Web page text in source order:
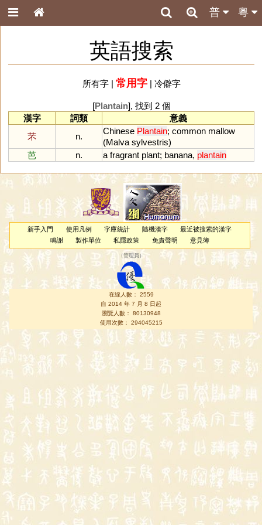
粵
普
英語搜索
所有字| 常用字| 冷僻字
[Plantain], 找到 2 個
漢字
詞類
意義
芣
n.
Chinese Plantain; common mallow
(Malva sylvestris)
芭
n. a fragrant plant; banana, plantain
新手入門 使用凡例 字庫統計 隨機漢字
最近被搜索的漢字
鳴謝
製作單位 私隱政策 免責聲明 意見簿
（管理員 ）
在線人數： 2559
自 2014 年 7 月 8 日起
瀏覽人數： 80130948
使用次數： 294045215